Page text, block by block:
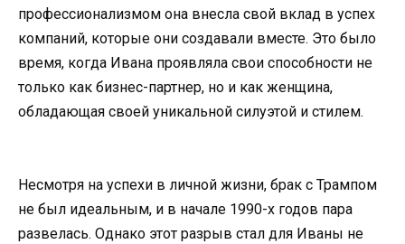
профессионализмом она внесла свой вклад в успех
компаний, которые они создавали вместе. Это было
время, когда Ивана проявляла свои способности не
только как бизнес-партнер, но и как женщина,
обладающая своей уникальной силуэтой и стилем.
Несмотря на успехи в личной жизни, брак с Трампом
не был идеальным, и в начале 1990-х годов пара
развелась. Однако этот разрыв стал для Иваны не